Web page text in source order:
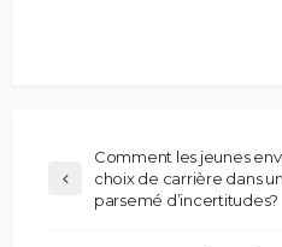
Comment les jeunes
choix de carrière dans
parsemé d’incertitudes?